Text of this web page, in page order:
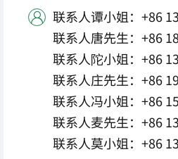
 联系人谭小姐：+86
联系人唐先生：+86
联系人陀小姐：+86
联系人庄先生：+86
联系人冯小姐：+86
联系人麦先生：+86
联系人莫小姐：+86